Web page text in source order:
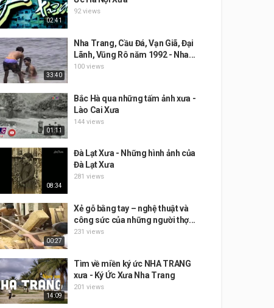
02:41
92 views
33:40
Nha Trang, Cầu Đá, Vạn Giã, Đại
Lãnh, Vũng Rô năm 1992 - Nha...
100 views
01:11
Bắc Hà qua những tấm ảnh xưa -
Lào Cai Xưa
144 views
08:34
Đà Lạt Xưa - Những hình ảnh của
Đà Lạt Xưa
281 views
00:27
Xẻ gỗ bằng tay – nghệ thuật và
công sức của những người thợ...
231 views
14:09
Tìm về miền ký ức NHA TRANG
xưa - Ký Ức Xưa Nha Trang
201 views